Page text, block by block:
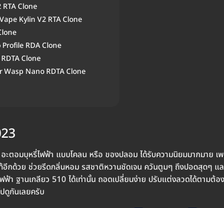
Clone
Kylin V2 RTA Clone
RDA Clone
Clone
Nano RDTA Clone
ะตอมบุหรี่ไฟฟ้า แบบโคลน หรือ ของปลอม ได้รับความนิยมมากมาย
กด้วย ช่วยรีดกลิ่นหอม รสชาติหวานชัดเจน ควันตูมๆ ถึงปอดสุดๆ แ
า ฐานเกลียว 510 ได้เท่านั้น ถอดเปลี่ยนง่าย ปรับแต่งลวดได้ตามต้อ
ดูกันเลยครับ